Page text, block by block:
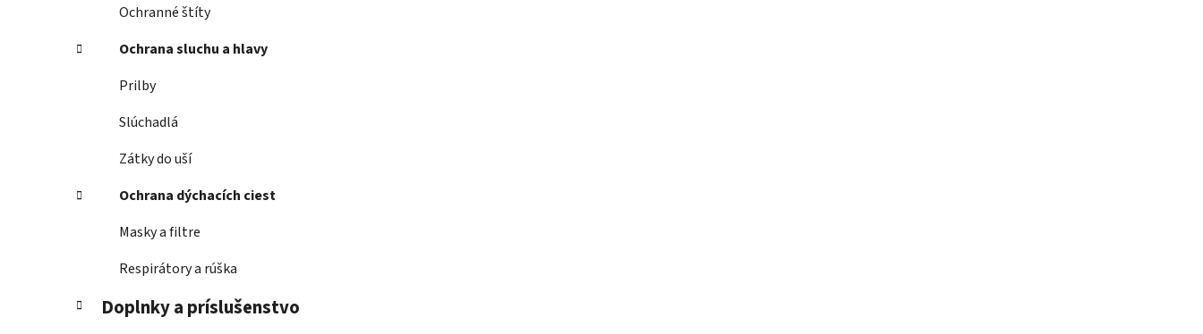
Ochranné štíty
Ochrana sluchu a hlavy
Prilby
Slúchadlá
Zátky do uší
Ochrana dýchacích ciest
Masky a filtre
Respirátory a rúška
Doplnky a príslušenstvo